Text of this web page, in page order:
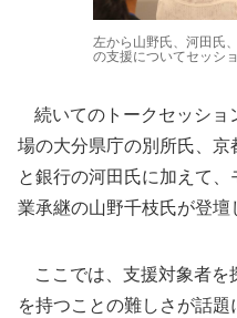
左から山野氏、河田氏
の支援についてセッシ
続いてのトークセッショ
場の大分県庁の別所氏、
と銀行の河田氏に加えて
業承継の山野千枝氏が登壇
ここでは、支援対象者を
を持つことの難しさが話題